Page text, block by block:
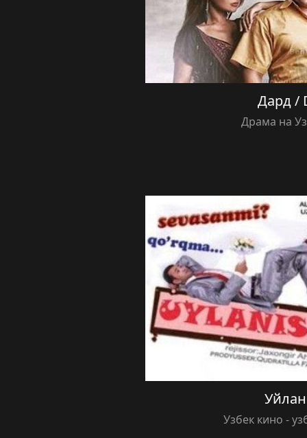
Дард /
Драма на
Узбек кино -